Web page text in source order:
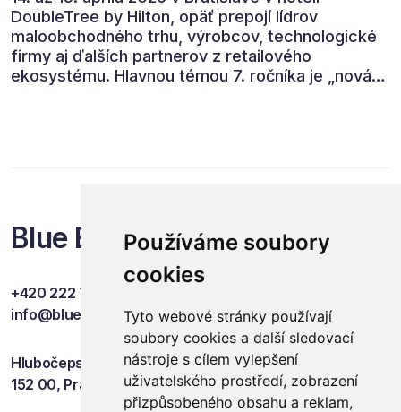
Používáme soubory
cookies
Tyto webové stránky používají
soubory cookies a další sledovací
nástroje s cílem vylepšení
uživatelského prostředí, zobrazení
přizpůsobeného obsahu a reklam,
DoubleTree by Hilton, opäť prepojí lídrov
maloobchodného trhu, výrobcov, technologické
firmy aj ďalších partnerov z retailového
ekosystému. Hlavnou témou 7. ročníka je „nová
Blue Events
+420 222 749 841
info@blueevents.eu
Hlubočepská 701/38c
152 00, Praha 5